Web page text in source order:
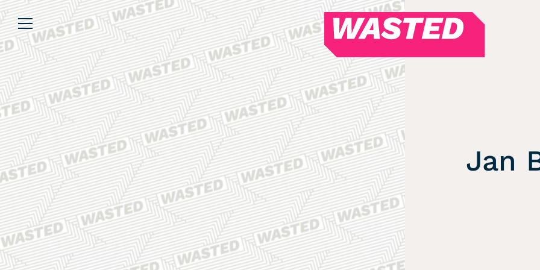
WASTED
Magazin
Über uns
We’re WASTED
Unsere Autor*innen
Lesen
Alle Artikel
Review
Kommentar
Analyse
Interview
Kolumne
Listicle
Newsletter
Hören
Alle Podcasts
WASTED WEEKLY
Portfolio Royal
Redebedarf
Last Game Standing
Top 5
Random
RSS-Feed
Jan